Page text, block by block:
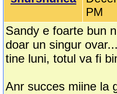
PM
Sandy e foarte bun
doar un singur
tine luni, totul va fi
Anr succes miine la